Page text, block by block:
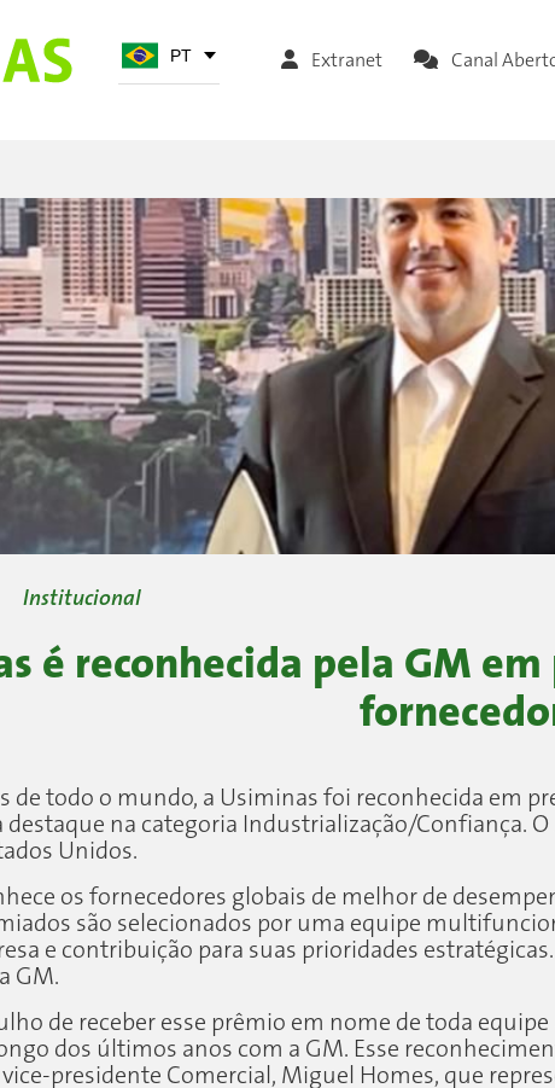
PT Extranet Canal
Institucional
é reconhecida pela GM
de todo o mundo, a Usiminas foi reconhecida em
na categoria Industrialização/Confiança.
Unidos.
os fornecedores globais de melhor de
são selecionados por uma equipe
e contribuição para suas prioridades
GM.
de receber esse prêmio em nome de toda
dos últimos anos com a GM. Esse
presidente Comercial, Miguel Homes, que